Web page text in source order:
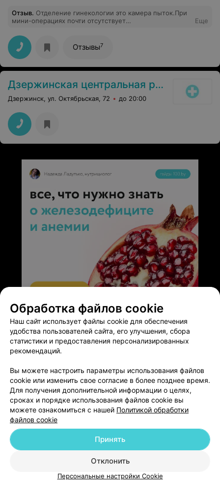
Отзыв. Отделение гинекологии это камера пыток.При
мини-операциях почти отсутствует
издевательства.Рядом с операционной идет
ремонт,кругом пыль.ПРОСТО КАМЕННЫЙ ВЕК!!!
Еще
Отзывы7
Дзержинская центральная районная поликлиника
Дзержинск, ул. Октябрьская, 72 до 20:00
ЭФФЕКТИВНАЯ РЕКЛАМА НА САЙТЕ
Добавить компанию
Добавить специалиста
Новости проекта
Размещение рекламы
Медицинский маркетинг
Публичный договор
Обработка файлов cookie
Наш сайт использует файлы cookie для обеспечения
удобства пользователей сайта, его улучшения, сбора
статистики и предоставления персонализированных
рекомендаций.
Вы можете настроить параметры использования файлов
cookie или изменить свое согласие в более позднее время.
Для получения дополнительной информации о целях,
сроках и порядке использования файлов cookie вы
можете ознакомиться с нашей Политикой обработки
файлов cookie
Отклонить
Принять
Персональные настройки Cookie